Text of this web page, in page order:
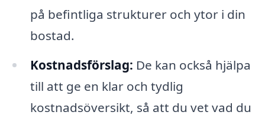
på befintliga strukturer och ytor i din
bostad.
Kostnadsförslag: De kan också hjälpa
till att ge en klar och tydlig
kostnadsöversikt, så att du vet vad du